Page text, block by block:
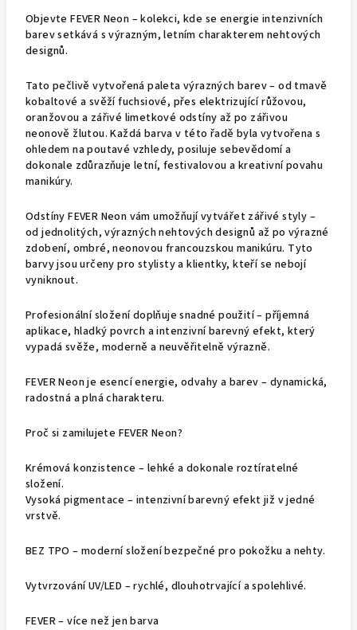
Objevte FEVER Neon – kolekci, kde se energie intenzivních
barev setkává s výrazným, letním charakterem nehtových
designů.
Tato pečlivě vytvořená paleta výrazných barev – od tmavě
kobaltové a svěží fuchsiové, přes elektrizující růžovou,
oranžovou a zářivé limetkové odstíny až po zářivou
neonově žlutou. Každá barva v této řadě byla vytvořena s
ohledem na poutavé vzhledy, posiluje sebevědomí a
dokonale zdůrazňuje letní, festivalovou a kreativní povahu
manikúry.
Odstíny FEVER Neon vám umožňují vytvářet zářivé styly –
od jednolitých, výrazných nehtových designů až po výrazné
zdobení, ombré, neonovou francouzskou manikúru. Tyto
barvy jsou určeny pro stylisty a klientky, kteří se nebojí
vyniknout.
Profesionální složení doplňuje snadné použití – příjemná
aplikace, hladký povrch a intenzivní barevný efekt, který
vypadá svěže, moderně a neuvěřitelně výrazně.
FEVER Neon je esencí energie, odvahy a barev – dynamická,
radostná a plná charakteru.
Proč si zamilujete FEVER Neon?
Krémová konzistence – lehké a dokonale roztíratelné
složení.
Vysoká pigmentace – intenzivní barevný efekt již v jedné
vrstvě.
BEZ TPO – moderní složení bezpečné pro pokožku a nehty.
Vytvrzování UV/LED – rychlé, dlouhotrvající a spolehlivé.
FEVER – více než jen barva